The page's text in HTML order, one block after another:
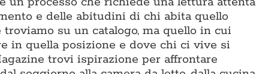
e delle abitudini di chi abita quello
su un catalogo, ma quello in cui
in quella posizione e dove chi ci vive si
trovi ispirazione per affrontare